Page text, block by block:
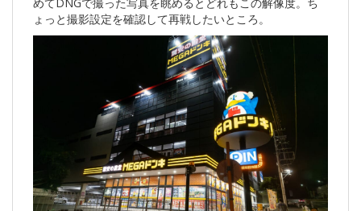
めてDNGで撮った写真を眺めるとどれもこの解像度。ち
ょっと撮影設定を確認して再戦したいところ。